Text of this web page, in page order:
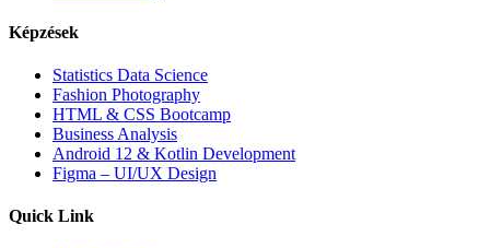
Képzések
Statistics Data Science
Fashion Photography
HTML & CSS Bootcamp
Business Analysis
Android 12 & Kotlin Development
Figma – UI/UX Design
Quick Link